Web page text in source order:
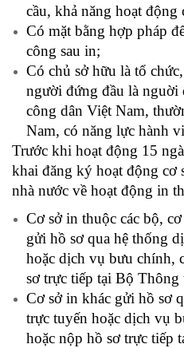
cầu, khả năng hoạt động
Có mặt bằng hợp pháp
công sau in;
Có chủ sở hữu là tổ
người đứng đầu là nguời
công dân Việt Nam,
Nam, có năng lực hành
Trước khi hoạt động 15
khai đăng ký hoạt động cơ
nhà nước về hoạt động in
Cơ sở in thuộc các bộ,
gửi hồ sơ qua hệ thống
hoặc dịch vụ bưu chính,
sơ trực tiếp tại Bộ
Cơ sở in khác gửi hồ sơ
trực tuyến hoặc dịch vụ
hoặc nộp hồ sơ trực tiếp